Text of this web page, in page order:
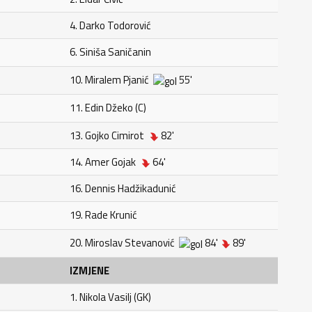
4. Darko Todorović
6. Siniša Saničanin
10. Miralem Pjanić
55'
11. Edin Džeko (C)
13. Gojko Cimirot
82'
14. Amer Gojak
64'
16. Dennis Hadžikadunić
19. Rade Krunić
20. Miroslav Stevanović
84'
89'
IZMJENE
1. Nikola Vasilj (GK)